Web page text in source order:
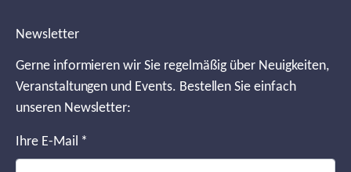
Newsletter
Gerne informieren wir Sie regelmäßig über Neuigkeiten,
Veranstaltungen und Events. Bestellen Sie einfach
unseren Newsletter:
Ihre E-Mail *